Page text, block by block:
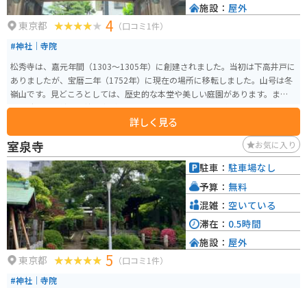
東京都 4 （口コミ1件）
#神社｜寺院
松秀寺は、嘉元年間（1303～1305年）に創建されました。当初は下高井戸に
ありましたが、宝暦二年（1752年）に現在の場所に移転しました。山号は冬
嶺山です。見どころとしては、歴史的な本堂や美しい庭園があります。また、
江戸時代から続く伝統行事が多く行われており、地域の文化や歴史を感じる
ことができます。特に注目すべきは、境内にある六角堂で、地域の人々から
親しまれています。
詳しく見る
施設： 屋外
室泉寺 お気に入り
東京都 5 （口コミ1件）
#神社｜寺院
駐車： 駐車場なし
予算： 無料
混雑： 空いている
滞在： 0.5時間
施設： 屋外